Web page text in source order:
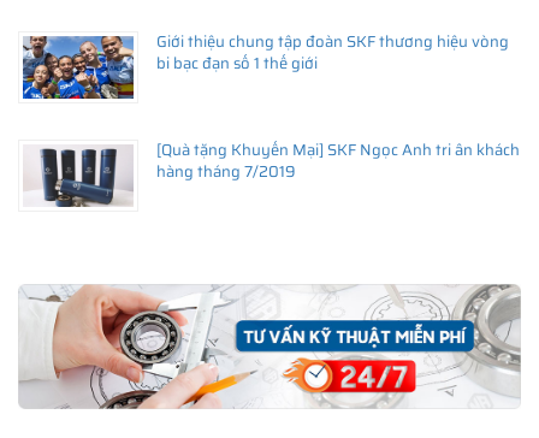
Giới thiệu chung tập đoàn SKF thương hiệu vòng
bi bạc đạn số 1 thế giới
[Quà tặng Khuyến Mại] SKF Ngọc Anh tri ân khách
hàng tháng 7/2019